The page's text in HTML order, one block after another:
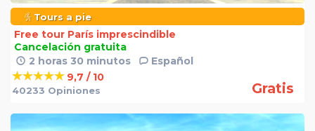
Tours a pie
Free tour París imprescindible
Cancelación gratuita
2 horas 30 minutos
Español
9,7 / 10
40233 Opiniones Gratis